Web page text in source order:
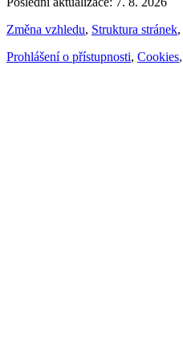
Změna vzhledu, Struktura stránek,
Prohlášení o přístupnosti, Cookies,